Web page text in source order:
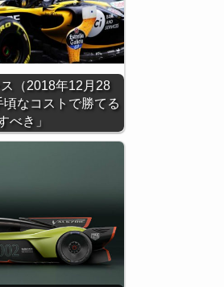
（2018年12月28
なコストで勝てる
べき」